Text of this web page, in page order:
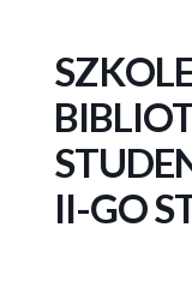
II-GO